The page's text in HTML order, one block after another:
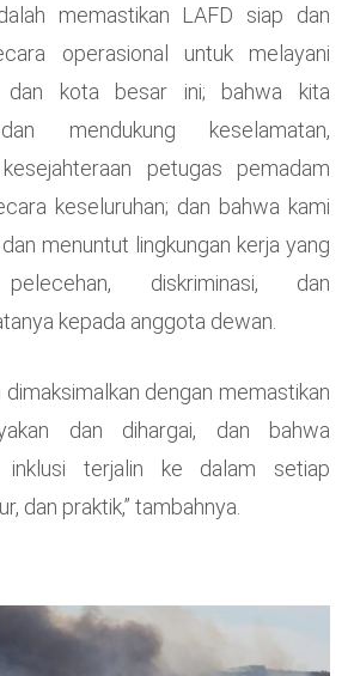
memastikan LAFD siap dan
operasional untuk melayani
dan kota besar ini; bahwa kita
mendukung keselamatan,
petugas pemadam
keseluruhan; dan bahwa kami
menuntut lingkungan kerja yang
diskriminasi, dan
kepada anggota dewan.
dimaksimalkan dengan memastikan
dan dihargai, dan bahwa
inklusi terjalin ke dalam setiap
dan praktik,” tambahnya.